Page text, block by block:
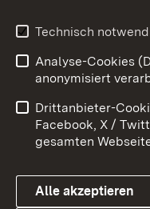
Youtube
Benutzungshinweise
Datenschutz
Technisch
Analyse-Cookies
anonymisiert
Drittanbieter-
Facebook, X /
gesamten
Alle akzeptieren